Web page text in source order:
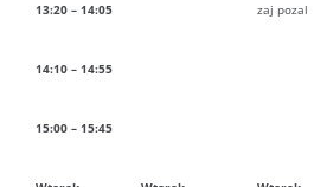
13:20 – 14:05 zaj pozal
14:10 – 14:55
15:00 – 15:45